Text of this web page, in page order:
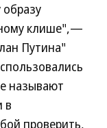
клише",—
Путина"
называют
в
проверить,